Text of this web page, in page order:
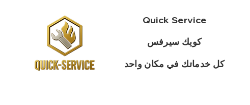
Quick Service
كويك سيرفس
كل خدماتك في مكان واحد